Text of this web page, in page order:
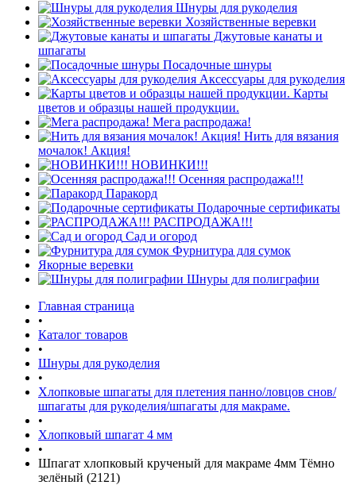
Шнуры для рукоделия
Хозяйственные веревки
Джутовые канаты и
шпагаты
Посадочные шнуры
Аксессуары для рукоделия
Карты
цветов и образцы нашей продукции.
Мега распродажа!
Нить для вязания
мочалок! Акция!
НОВИНКИ!!!
Осенняя распродажа!!!
Паракорд
Подарочные сертификаты
РАСПРОДАЖА!!!
Сад и огород
Фурнитура для сумок
Якорные веревки
Шнуры для полиграфии
Главная страница
•
Каталог товаров
•
Шнуры для рукоделия
•
Хлопковые шпагаты для плетения панно/ловцов снов/
шпагаты для рукоделия/шпагаты для макраме.
•
Хлопковый шпагат 4 мм
•
Шпагат хлопковый крученый для макраме 4мм Тёмно
зелёный (2121)